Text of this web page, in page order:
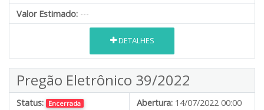
Valor Estimado: ---
DETALHES
Pregão Eletrônico 39/2022
Status: Encerrada Abertura: 14/07/2022 00:00